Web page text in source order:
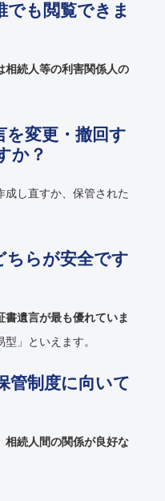
でも閲覧できま
相続人等の利害関係人の
を変更・撤回す
か？
成し直すか、保管された
ちらが安全です
書遺言が最も優れていま
」といえます。
管制度に向いて
相続人間の関係が良好な